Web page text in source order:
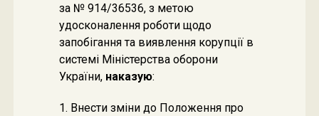
за № 914/36536, з метою
удосконалення роботи щодо
запобігання та виявлення корупції в
системі Міністерства оборони
України, наказую:
1. Внести зміни до Положення про